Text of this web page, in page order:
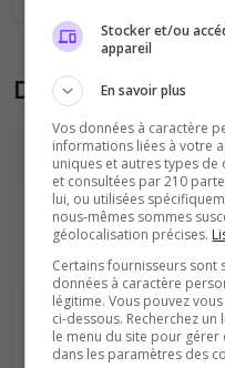
Donner son avis
Vous devez être
un avis
Se
Stocker et/ou
appareil
En savoir plus
Vos données à caractère
informations liées à votre
uniques et autres types
et consultées par 210
lui, ou utilisées
nous-mêmes sommes
géolocalisation précises.
Certains fournisseurs
données à caractère
légitime. Vous pouvez
ci-dessous. Recherchez
le menu du site pour
dans les paramètres des